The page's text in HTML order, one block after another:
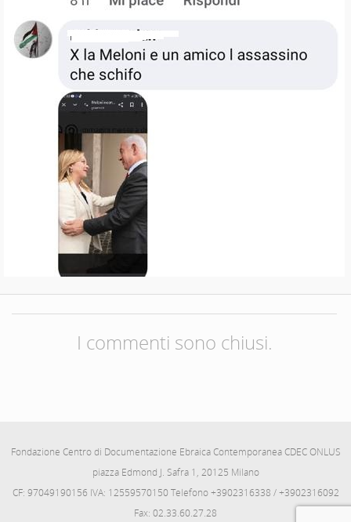
I commenti sono chiusi.
Fondazione Centro di Documentazione Ebraica Contemporanea CDEC ONLUS
piazza Edmond J. Safra 1, 20125 Milano
CF: 97049190156 IVA: 12559570150 Telefono +3902316338 / +3902316092
Fax: 02.33.60.27.28